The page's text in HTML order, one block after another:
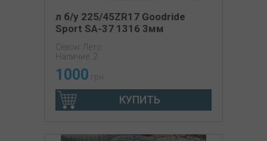
л б/у 225/45ZR17 Goodride
Sport SA-37 1316 3мм
Сезон: Лето
Наличие: 2
1000 грн
КУПИТЬ